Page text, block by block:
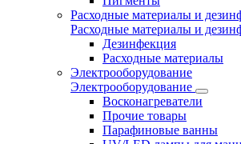
Расходные материалы и
Расходные материалы и
Дезинфекция
Расходные материалы
Электрооборудование
Электрооборудование
Восконагреватели
Прочие товары
Парафиновые ванны